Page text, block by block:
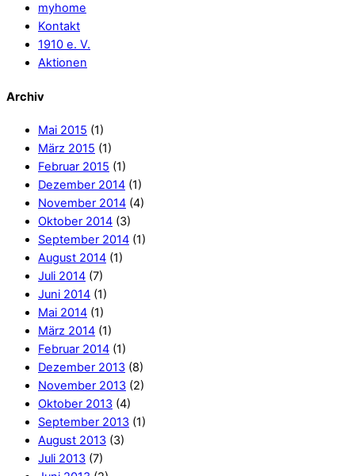
myhome
Kontakt
1910 e. V.
Aktionen
Archiv
Mai 2015 (1)
März 2015 (1)
Februar 2015 (1)
Dezember 2014 (1)
November 2014 (4)
Oktober 2014 (3)
September 2014 (1)
August 2014 (1)
Juli 2014 (7)
Juni 2014 (1)
Mai 2014 (1)
März 2014 (1)
Februar 2014 (1)
Dezember 2013 (8)
November 2013 (2)
Oktober 2013 (4)
September 2013 (1)
August 2013 (3)
Juli 2013 (7)